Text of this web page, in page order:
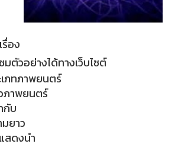
รื่อง
มตัวอย่างได้ทางเว็บไซต์
เภทภาพยนตร์
ภาพยนตร์
กับ
ยาว
สดงนำ